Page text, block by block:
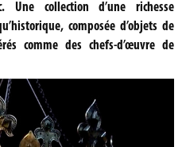
Une collection d’une richesse
composée d’objets de
comme des chefs-d’œuvre de